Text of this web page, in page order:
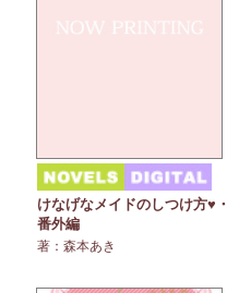
けなげなメイドのしつけ方♥・
番外編
著：森本あき